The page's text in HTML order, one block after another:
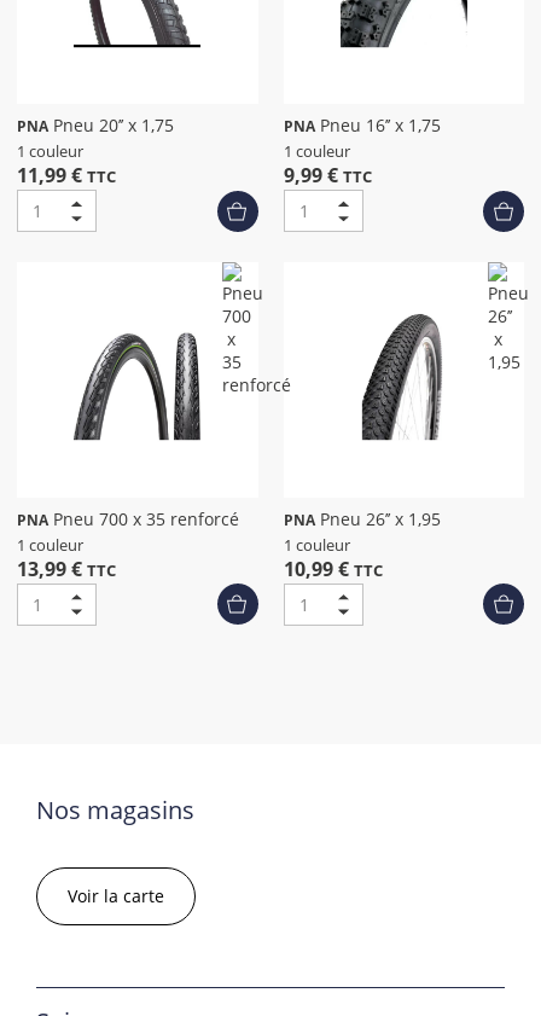
PNA Pneu 20’’ x 1,75
1 couleur
11,99 € TTC
PNA Pneu 16’’ x 1,75
1 couleur
9,99 € TTC
PNA Pneu 700 x 35 renforcé
1 couleur
13,99 € TTC
PNA Pneu 26’’ x 1,95
1 couleur
10,99 € TTC
Nos magasins
Voir la carte